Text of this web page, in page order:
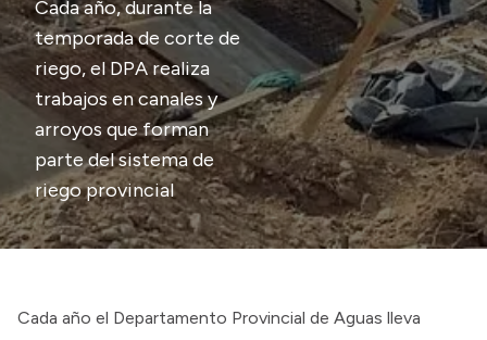
Compras y licitaciones
Consulta de expedientes
Consulta de pago a proveedores
Convocatorias
Intranet
Login
Cada año, durante la
temporada de corte de
riego, el DPA realiza
trabajos en canales y
arroyos que forman
parte del sistema de
riego provincial
Cada año el Departamento Provincial de Aguas lleva